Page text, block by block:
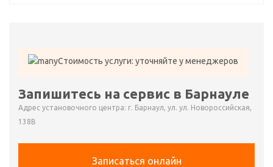
Стоимость услуги: уточняйте у менеджеров
Запишитесь на сервис в Барнауле
Адрес установочного центра: г. Барнаул, ул. ул. Новороссийская,
138В
Записаться онлайн